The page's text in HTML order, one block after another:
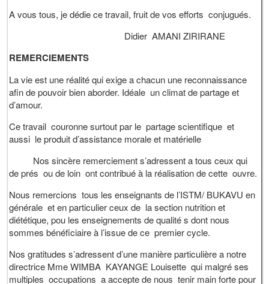
A vous tous, je dédie ce travail, fruit de vos efforts conjugués.
Didier AMANI ZIRIRANE
REMERCIEMENTS
La vie est une réalité qui exige a chacun une reconnaissance
afin de pouvoir bien aborder. Idéale un climat de partage et
d’amour.
Ce travail couronne surtout par le partage scientifique et
aussi le produit d’assistance morale et matérielle
Nos sincère remerciement s’adressent a tous ceux qui
de prés ou de loin ont contribué à la réalisation de cette ouvre.
Nous remercions tous les enseignants de l’ISTM/ BUKAVU en
générale et en particulier ceux de la section nutrition et
diététique, pou les enseignements de qualité s dont nous
sommes bénéficiaire à l’issue de ce premier cycle.
Nos gratitudes s’adressent d’une manière particulière a notre
directrice Mme WIMBA KAYANGE Louisette qui malgré ses
multiples occupations a accepte de nous tenir main forte pour